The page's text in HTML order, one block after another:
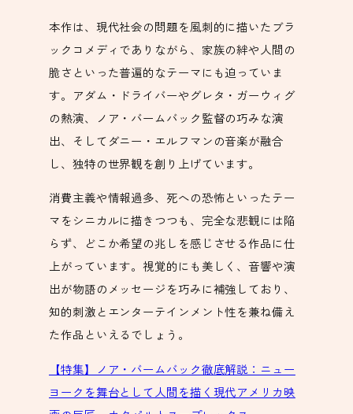
本作は、現代社会の問題を風刺的に描いたブラ
ックコメディでありながら、家族の絆や人間の
脆さといった普遍的なテーマにも迫っていま
す。アダム・ドライバーやグレタ・ガーウィグ
の熱演、ノア・バームバック監督の巧みな演
出、そしてダニー・エルフマンの音楽が融合
し、独特の世界観を創り上げています。
消費主義や情報過多、死への恐怖といったテー
マをシニカルに描きつつも、完全な悲観には陥
らず、どこか希望の兆しを感じさせる作品に仕
上がっています。視覚的にも美しく、音響や演
出が物語のメッセージを巧みに補強しており、
知的刺激とエンターテインメント性を兼ね備え
た作品といえるでしょう。
【特集】ノア・バームバック徹底解説：ニュー
ヨークを舞台として人間を描く現代アメリカ映